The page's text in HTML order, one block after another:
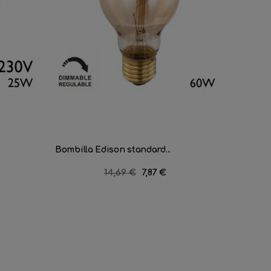
Bombilla Edison standard...
Precio
14,69 € Precio
7,87 €